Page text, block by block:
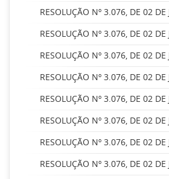
RESOLUÇÃO Nº 3.076, DE 02
RESOLUÇÃO Nº 3.076, DE 02
RESOLUÇÃO Nº 3.076, DE 02
RESOLUÇÃO Nº 3.076, DE 02
RESOLUÇÃO Nº 3.076, DE 02
RESOLUÇÃO Nº 3.076, DE 02
RESOLUÇÃO Nº 3.076, DE 02
RESOLUÇÃO Nº 3.076, DE 02